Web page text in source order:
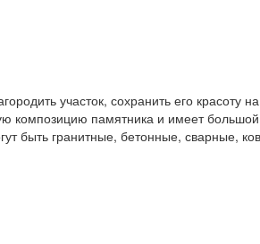
участок, сохранить его красоту
памятника и имеет
быть гранитные, бетонные, сварные,